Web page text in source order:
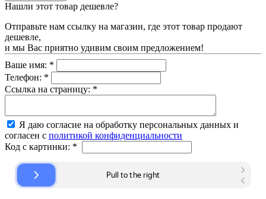
Нашли этот товар дешевле?
Отправьте нам ссылку на магазин, где этот товар продают
дешевле,
и мы Вас приятно удивим своим предложением!
Ваше имя: *
Телефон: *
Ссылка на страницу: *
Я даю согласие на обработку персональных данных и
согласен с политикой конфиденциальности
Код с картинки: *